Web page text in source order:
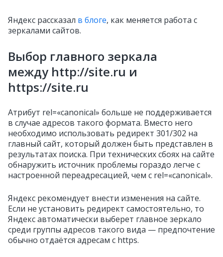
Яндекс рассказал в блоге, как меняется работа с
зеркалами сайтов.
Выбор главного зеркала
между http://site.ru и
https://site.ru
Атрибут rel=«canonical» больше не поддерживается
в случае адресов такого формата. Вместо него
необходимо использовать редирект 301/302 на
главный сайт, который должен быть представлен в
результатах поиска. При технических сбоях на сайте
обнаружить источник проблемы гораздо легче с
настроенной переадресацией, чем с rel=«canonical».
Яндекс рекомендует внести изменения на сайте.
Если не установить редирект самостоятельно, то
Яндекс автоматически выберет главное зеркало
среди группы адресов такого вида — предпочтение
обычно отдаётся адресам с https.